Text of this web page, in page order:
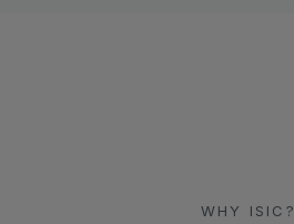
WHY ISIC?